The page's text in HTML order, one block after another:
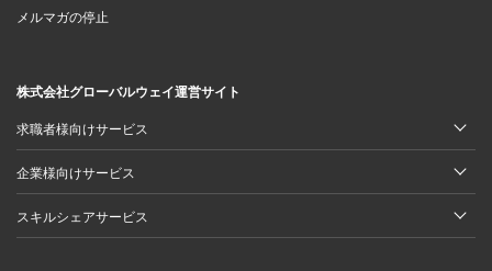
メルマガの停止
株式会社グローバルウェイ運営サイト
求職者様向けサービス
企業様向けサービス
スキルシェアサービス